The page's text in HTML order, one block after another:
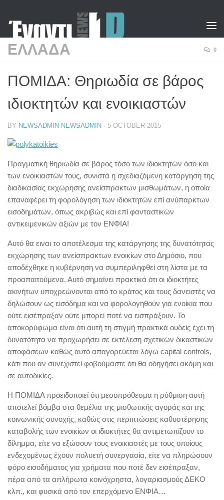
ΕΛΛΑΔΑ 0
ΠΟΜΙΔΑ: Θηριωδία σε βάρος
ιδιοκτητών και ενοικιαστών
BY NEWSADMIN NEWSADMIN · 5 OCTOBER 2015
Πραγματική θηριωδία σε βάρος τόσο των ιδιοκτητών όσο και
των ενοικιαστών τους, συνιστά η σχεδιαζόμενη κατάργηση της
διαδικασίας εκχώρησης ανείσπρακτων μισθωμάτων, η οποία
επαναφέρει τη φορολόγηση των ιδιοκτητών επί ανύπαρκτων
εισοδημάτων, όπως ακριβώς και επί φανταστικών
αντικειμενικών αξιών με τον ΕΝΦΙΑ!
Αυτό θα ειναι το αποτέλεσμα της κατάργησης της δυνατότητας
εκχώρησης των ανείσπρακτων ενοικίων στο Δημόσιο, που
αποδέχθηκε η κυβέρνηση να συμπεριληφθεί στη λίστα με τα
προαπαιτούμενα. Αυτό σημαίνει πρακτικά ότι οι ιδιοκτήτες
ακινήτων υποχρεώνονται από το κράτος και τους δανειστές να
δηλώσουν ως εισόδημα και να φορολογηθούν για ενοίκια που
ούτε εισέπραξαν ούτε μπορεί ποτέ να εισπράξουν. Το
αποκορύφωμα είναι ότι αυτή τη στιγμή πρακτικά ουδείς έχει τη
δυνατότητα να προχωρήσει σε εκτέλεση σχετικών δικαστικών
αποφάσεων καθώς αυτό απαγορεύεται λόγω capital controls,
κάτι που αν συνεχιστεί φοβούμαστε ότι θα οδηγήσει ακόμη και
σε αυτοδικίες.
Η ΠΟΜΙΔΑ προειδοποιεί ότι μεσοπρόθεσμα η ρύθμιση αυτή
αποτελεί βόμβα στα θεμέλια της μισθωτικής αγοράς και της
κοινωνικής συνοχής, καθώς στις περιπτώσεις καθυστέρησης
καταβολής των ενοικίων οι ιδιοκτήτες θα αντιμετωπίζουν το
δίλημμα, είτε να εξώσουν τους ενοικιαστές με τους οποίους
ενδεχομένως έχουν πολυετή συνεργασία, είτε να πληρώσουν
φόρο εισοδήματος για χρήματα που ποτέ δεν εισέπραξαν,
πέρα από τα απλήρωτα κοινόχρηστα, λογαριασμούς ΔΕΚΟ
κλπ., και φυσικά από τον επερχόμενο ΕΝΦΙΑ…